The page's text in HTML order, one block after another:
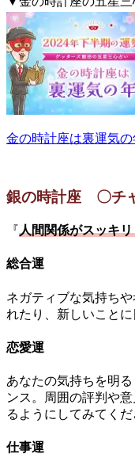
ちら。
金の時計座は裏運気の
銀の時計座 〇チ
『人間関係がスッキ
総合運
ネガティブな気持ち
れたり、新しいことに
恋愛運
あなたの気持ちを明
ンス。周囲の評判や
るようにしてみてくだ
仕事運